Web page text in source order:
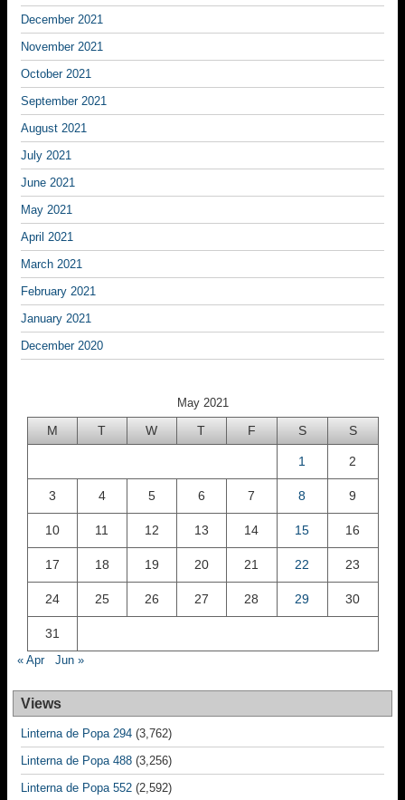
December 2021
November 2021
October 2021
September 2021
August 2021
July 2021
June 2021
May 2021
April 2021
March 2021
February 2021
January 2021
December 2020
May 2021
M T W T F S S
1 2
3 4 5 6 7 8 9
10 11 12 13 14 15 16
17 18 19 20 21 22 23
24 25 26 27 28 29 30
31
« Apr Jun »
Views
Linterna de Popa 294 (3,762)
Linterna de Popa 488 (3,256)
Linterna de Popa 552 (2,592)